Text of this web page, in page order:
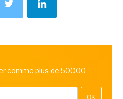
comme plus de 50000
OK